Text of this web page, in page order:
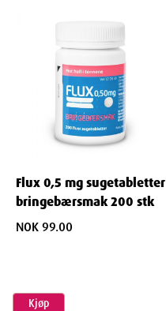
Flux 0,5 mg sugetabletter
bringebærsmak 200 stk
NOK 99.00
Kjøp